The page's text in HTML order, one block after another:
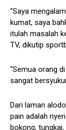
“Saya
kumat, saya
itulah masalah
TV, dikutip
“Semua orang
sangat
Dari laman
pain adalah
bokong,